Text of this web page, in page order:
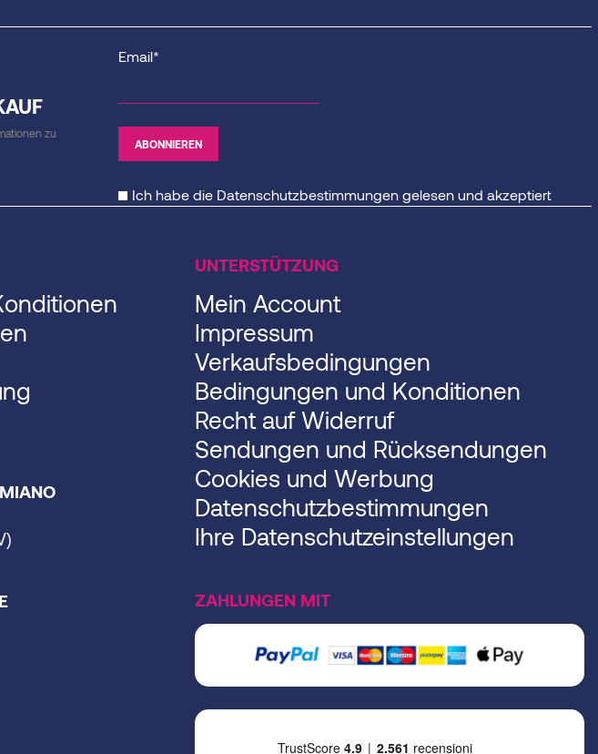
zu
Email*
Ich habe die Datenschutzbestimmungengelesen und akzeptiert
UNTERSTÜTZUNG
Mein Account
Impressum
Verkaufsbedingungen
Bedingungen und Konditionen
Recht auf Widerruf
Sendungen und Rücksendungen
Cookies und Werbung
Datenschutzbestimmungen
Ihre Datenschutzeinstellungen
ZAHLUNGEN MIT